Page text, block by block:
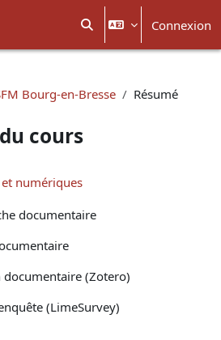
Activer/désactiver la
Connexion
Bourg-en-Bresse Résumé
cours
numériques
documentaire
documentaire (Zotero)
(LimeSurvey)